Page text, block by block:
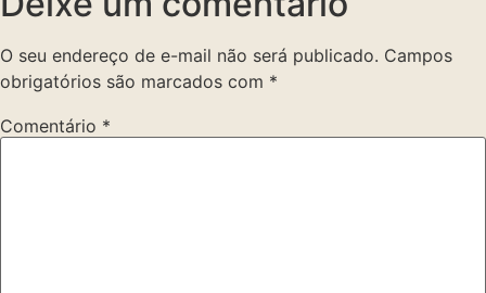
O seu endereço de e-mail não será publicado. Campos
obrigatórios são marcados com *
Comentário *